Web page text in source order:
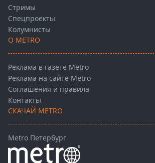
Стримы
Спецпроекты
Колумнисты
О METRO
Реклама в газете Metro
Реклама на сайте Metro
Соглашения и правила
Контакты
СКАЧАЙ METRO
Metro Петербург